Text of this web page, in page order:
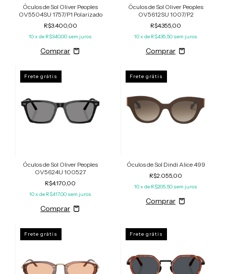
Óculos de Sol Oliver Peoples
OV5504SU 1757/P1 Polarizado
R$3.400,00
10x de R$340,00 sem juros
Óculos de Sol Oliver Peoples
OV5612SU 1007/P2
R$4.355,00
10x de R$435,50 sem juros
Frete grátis
Óculos de Sol Oliver Peoples
OV5624U 100527
R$4.170,00
10x de R$417,00 sem juros
Frete grátis
Óculos de Sol Dindi Alice 499
R$2.055,00
10x de R$205,50 sem juros
Frete grátis Frete grátis